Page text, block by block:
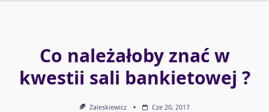
Co należałoby znać w
kwestii sali bankietowej ?
Zaleskiewicz Cze 20, 2017